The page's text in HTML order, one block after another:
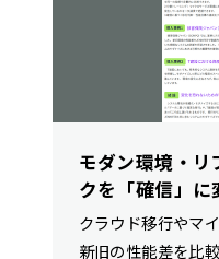
モダン環境・リ
クを「確信」に
クラウド移行やマ
新旧の性能差を比